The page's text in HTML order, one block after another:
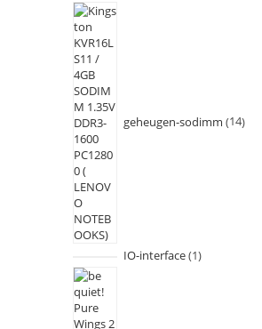
geheugen-sodimm 14
IO-interface 1